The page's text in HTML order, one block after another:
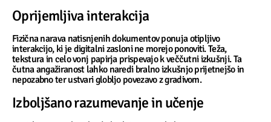
Oprijemljiva interakcija
Fizična narava natisnjenih dokumentov ponuja otipljivo
interakcijo, ki je digitalni zasloni ne morejo ponoviti. Teža,
tekstura in celo vonj papirja prispevajo k veččutni izkušnji. Ta
čutna angažiranost lahko naredi bralno izkušnjo prijetnejšo in
nepozabno ter ustvari globljo povezavo z gradivom.
Izboljšano razumevanje in učenje